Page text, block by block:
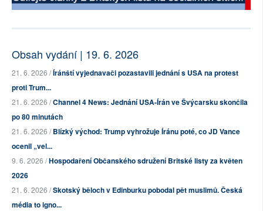
Obsah vydání | 19. 6. 2026
21. 6. 2026 /Íránští vyjednavači pozastavili jednání s USA na protest
proti Trum...
21. 6. 2026 /Channel 4 News: Jednání USA-Írán ve Švýcarsku skončila
po 80 minutách
21. 6. 2026 /Blízký východ: Trump vyhrožuje Íránu poté, co JD Vance
ocenil „vel...
9. 6. 2026 /Hospodaření Občanského sdružení Britské listy za květen
2026
21. 6. 2026 /Skotský běloch v Edinburku pobodal pět muslimů. Česká
média to igno...